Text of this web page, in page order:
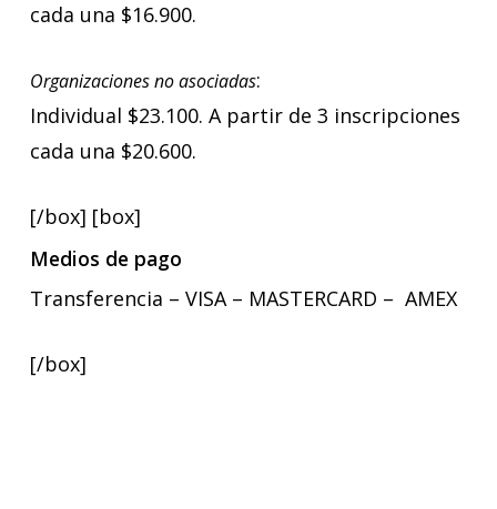
cada una $16.900.
Organizaciones no asociadas:
Individual $23.100. A partir de 3 inscripciones
cada una $20.600.
[/box] [box]
Medios de pago
Transferencia – VISA – MASTERCARD – AMEX
[/box]